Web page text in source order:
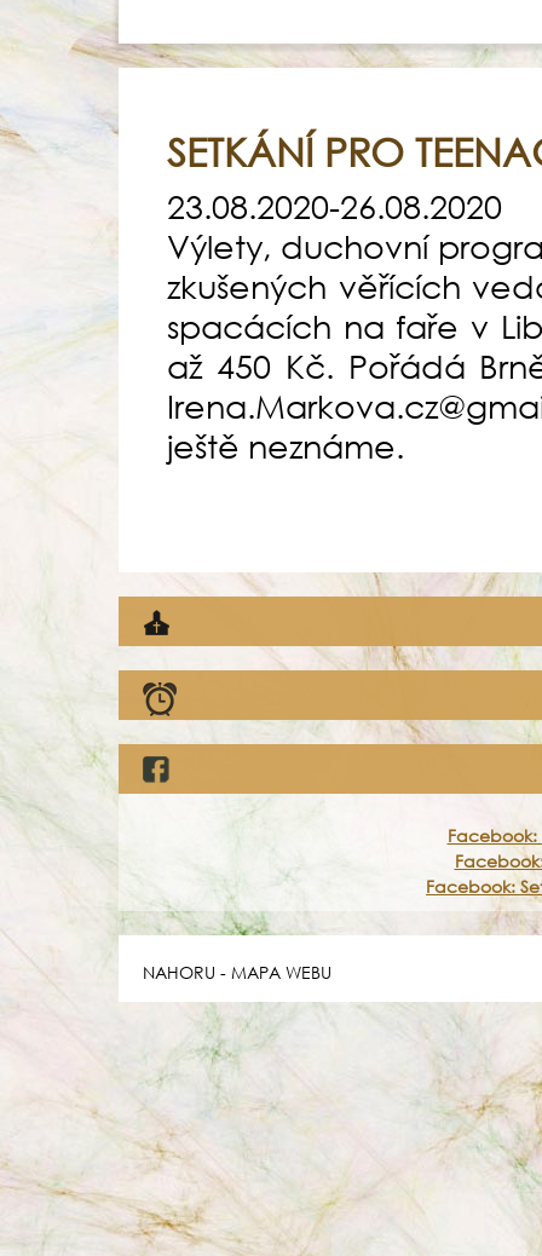
SETKÁNÍ PRO
23.08.2020-26.08.2020
Výlety, duchovní
zkušených věřících
spacácích na faře v
až 450 Kč. Pořádá
ještě neznáme.
Facebook:
Facebook:
NAHORU - MAPA WEBU